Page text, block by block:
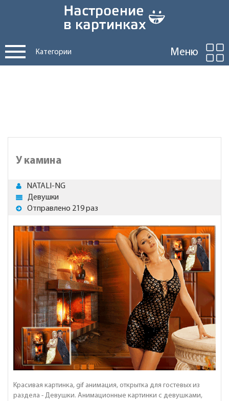
Категории Меню
У камина
NATALI-NG
Девушки
Отправлено 219 раз
Красивая картинка, gif анимация, открытка для гостевых из
раздела - Девушки. Анимационные картинки с девушками,